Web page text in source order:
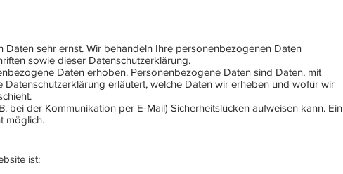
sehr ernst. Wir behandeln Ihre personenbezogenen Daten
sowie dieser Datenschutzerklärung.
Daten erhoben. Personenbezogene Daten sind Daten, mit
erläutert, welche Daten wir erheben und wofür wir
bei der Kommunikation per E-Mail) Sicherheitslücken aufweisen kann. Ein
möglich.
ist: